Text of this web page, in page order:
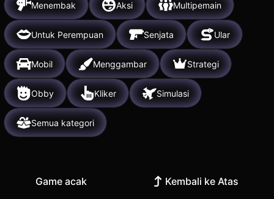
Menembak Aksi Multipemain
Untuk Perempuan Senjata Ular
Mobil Menggambar Strategi
Obby Kliker Simulasi
Semua kategori
Game acak Kembali ke Atas